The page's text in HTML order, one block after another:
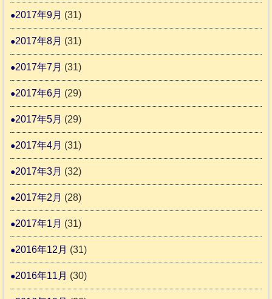
2017年9月 (31)
2017年8月 (31)
2017年7月 (31)
2017年6月 (29)
2017年5月 (29)
2017年4月 (31)
2017年3月 (32)
2017年2月 (28)
2017年1月 (31)
2016年12月 (31)
2016年11月 (30)